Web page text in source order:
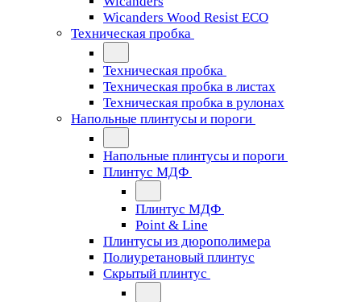
Wicanders Wood Resist ECO
Техническая пробка
Техническая пробка
Техническая пробка в листах
Техническая пробка в рулонах
Напольные плинтусы и пороги
Напольные плинтусы и пороги
Плинтус МДФ
Плинтус МДФ
Point & Line
Плинтусы из дюрополимера
Полиуретановый плинтус
Скрытый плинтус